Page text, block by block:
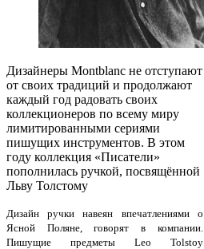
Дизайнеры Montblanc не отступают
от своих традиций и продолжают
каждый год радовать своих
коллекционеров по всему миру
лимитированными сериями
пишущих инструментов. В этом
году коллекция «Писатели»
пополнилась ручкой, посвящённой
Льву Толстому
Дизайн ручки навеян впечатлениями о
Ясной Поляне, говорят в компании.
Пишущие предметы Leo Tolstoy